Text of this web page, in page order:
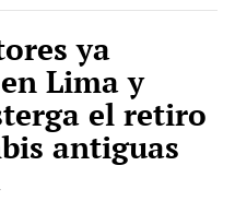
ya
Lima y
el retiro
antiguas